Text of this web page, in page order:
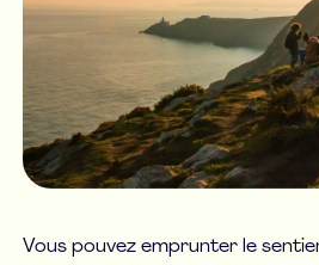
Vous pouvez emprunter le